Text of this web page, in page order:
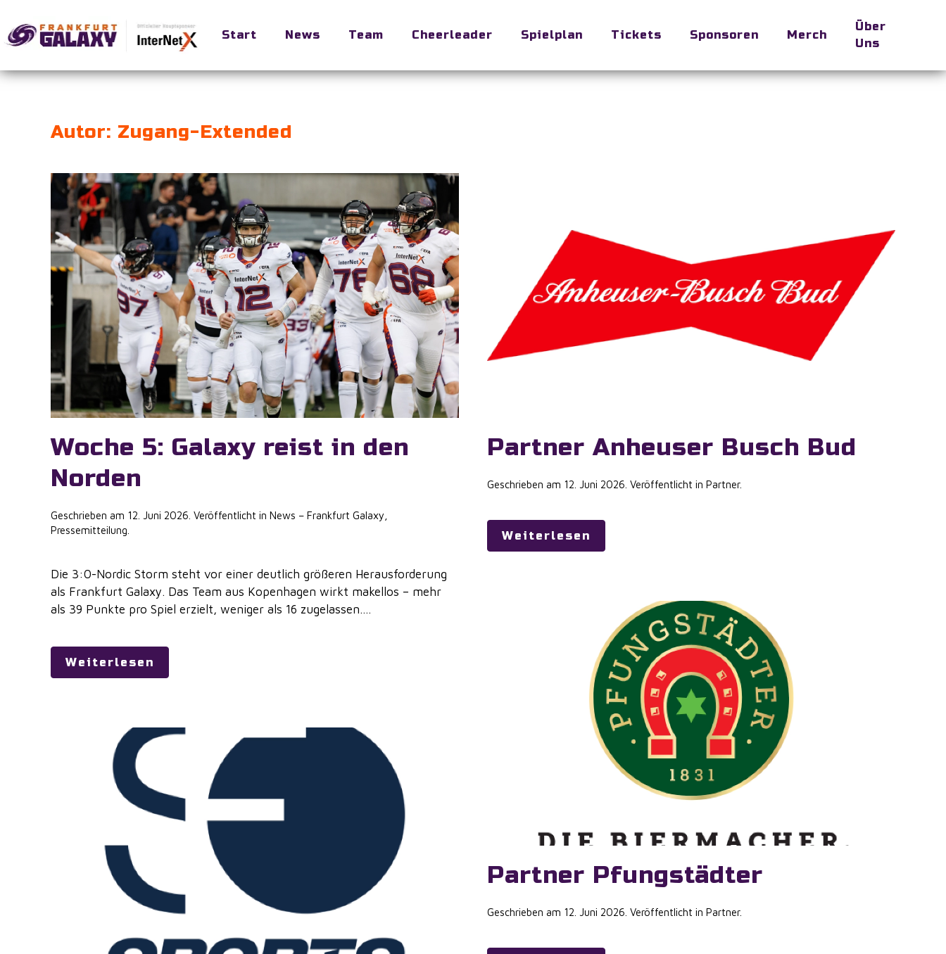
Skip to main content Start News Team Cheerleader Spielplan Tickets Sponsoren Merch
Über
Uns
Autor: Zugang-Extended
Woche 5: Galaxy reist in den
Norden
Geschrieben am 12. Juni 2026 . Veröffentlicht in News – Frankfurt Galaxy
Pressemitteilung
Die 3:0-Nordic Storm steht vor einer deutlich größeren Herausforderung
als Frankfurt Galaxy. Das Team aus Kopenhagen wirkt makellos – mehr
als 39 Punkte pro Spiel erzielt, weniger als 16 zugelassen....
Weiterlesen
Partner Anheuser Busch Bud
Geschrieben am 12. Juni 2026 . Veröffentlicht in Partner.
Weiterlesen
Partner Pfungstädter
Geschrieben am 12. Juni 2026 . Veröffentlicht in Partner.